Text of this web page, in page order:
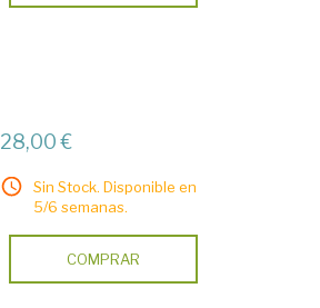
28,00 €
Sin Stock. Disponible en
5/6 semanas.
COMPRAR